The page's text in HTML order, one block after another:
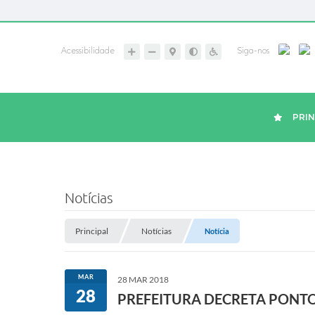
Acessibilidade Siga-nos
Notícias
Principal Notícias Notícia
MAR
28
28 MAR 2018
PREFEITURA DECRETA